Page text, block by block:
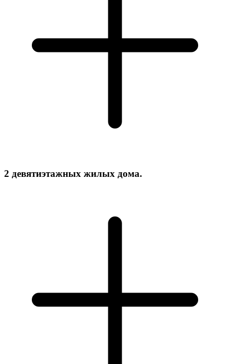
2 девятиэтажных жилых дома.